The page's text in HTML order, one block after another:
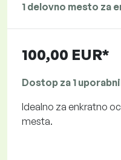
1 delovno mesto za
100,00 EUR*
Dostop za 1
Idealno za enkratno
mesta.